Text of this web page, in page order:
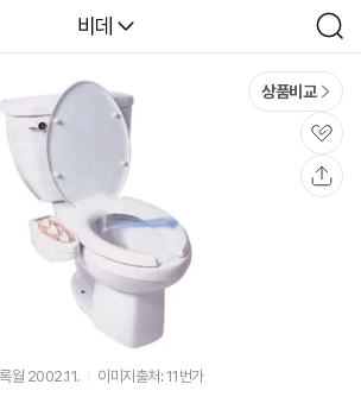
다나와
비데
검
색
상품비교
관
심
월 2002.11. 이미지출처: 11번가